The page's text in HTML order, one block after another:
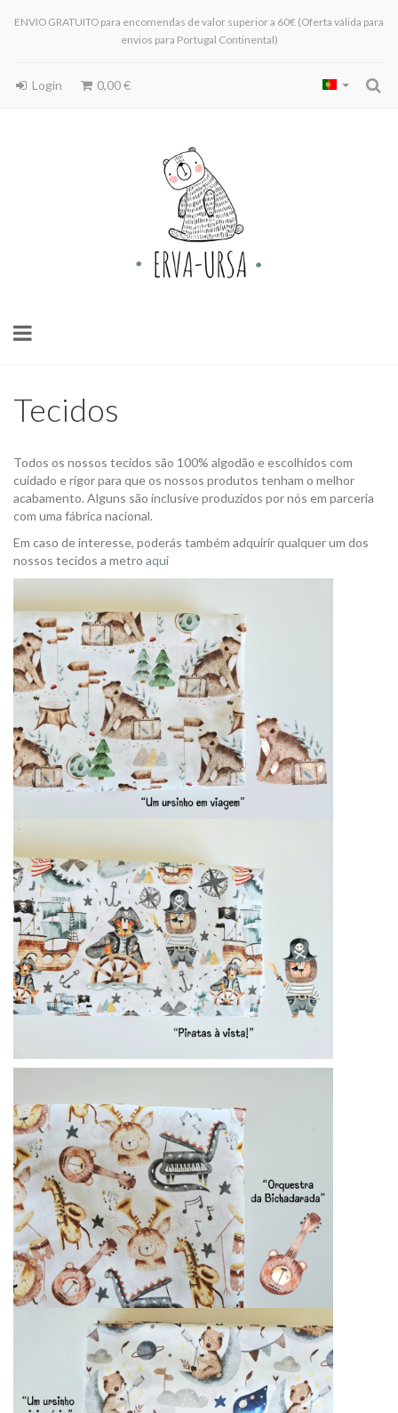
ENVIO GRATUITO para encomendas de valor superior a 60€ (Oferta válida para
envios para Portugal Continental)
Login 0,00 €
Toggle
Tecidos
Todos os nossos tecidos são 100% algodão e escolhidos com
cuidado e rigor para que os nossos produtos tenham o melhor
acabamento. Alguns são inclusive produzidos por nós em parceria
com uma fábrica nacional.
Em caso de interesse, poderás também adquirir qualquer um dos
nossos tecidos a metro aqui